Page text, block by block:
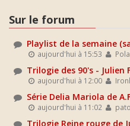
Sur le forum
Playlist de la semaine
aujourd'hui à 15:53
Trilogie des 90's - Julien
aujourd'hui à 12:00
Série Delia Mariola de
aujourd'hui à 11:02
Trilogie Reine rouge de